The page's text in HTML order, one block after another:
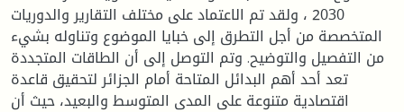
2030 ، ولقد تم الاعتماد على مختلف التقارير والدوريات
المتخصصة من أجل التطرق إلى خبايا الموضوع وتناوله بشيء
من التفصيل والتوضيح. وتم التوصل إلى أن الطاقات المتجددة
تعد أحد أهم البدائل المتاحة أمام الجزائر لتحقيق قاعدة
اقتصادية متنوعة على المدى المتوسط والبعيد، حيث أن